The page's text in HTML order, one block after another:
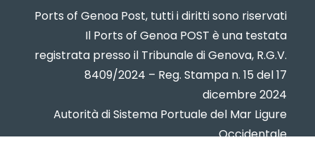
Ports of Genoa Post, tutti i diritti sono riservati
Il Ports of Genoa POST è una testata
registrata presso il Tribunale di Genova, R.G.V.
8409/2024 – Reg. Stampa n. 15 del 17
dicembre 2024
Autorità di Sistema Portuale del Mar Ligure
Occidentale